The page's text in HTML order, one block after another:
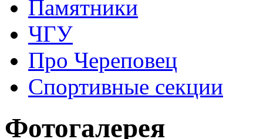
Памятники
ЧГУ
Про Череповец
Спортивные секции
Фотогалерея